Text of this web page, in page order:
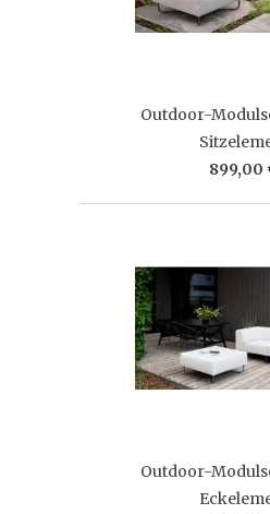
Outdoor-
899,00
Outdoor-